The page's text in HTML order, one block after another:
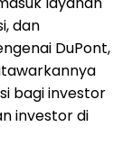
dan
DuPont,
bagi investor
investor di